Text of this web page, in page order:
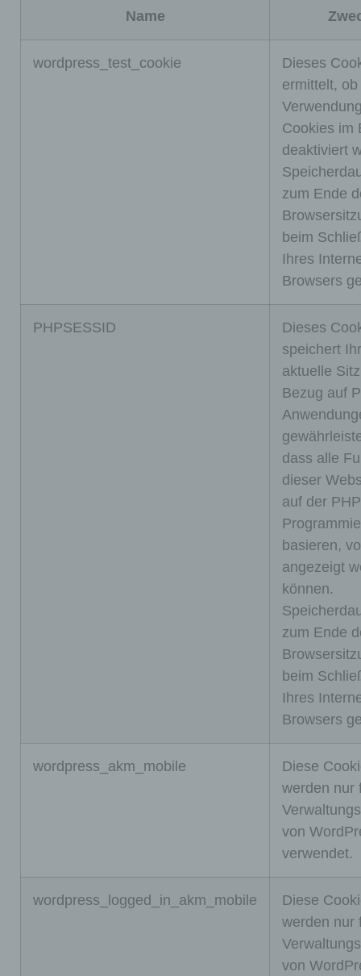
Name
wordpress_test_cookie
Dieses
ermittelt, ob
Cookies im
deaktiviert
zum Ende
beim
Ihres
Browsers
PHPSESSID
Dieses
speichert
aktuelle
Bezug auf
dass alle
dieser
auf der
basieren,
angezeigt
können.
zum Ende
beim
Ihres
Browsers
wordpress_akm_mobile
Diese
werden nur
von
verwendet.
wordpress_logged_in_akm_mobile
Diese
werden nur
von
est_
cook
deakti
zum
sion